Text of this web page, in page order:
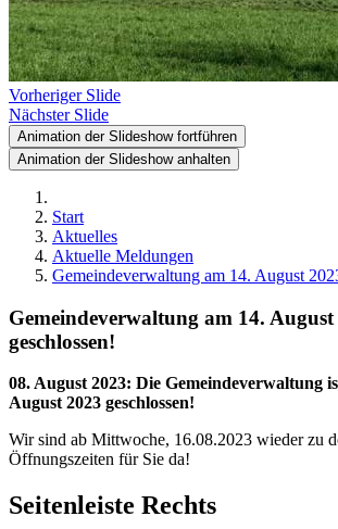
Vorheriger Slide
Nächster Slide
Animation der Slideshow fortführen
Animation der Slideshow anhalten
Start
Aktuelles
Aktuelle Meldungen
Gemeindeverwaltung am 14. August
Gemeindeverwaltung am 14. August
geschlossen!
08. August 2023: Die Gemeindeverwaltung
August 2023 geschlossen!
Wir sind ab Mittwoche, 16.08.2023 wieder zu
Öffnungszeiten für Sie da!
Seitenleiste Rechts